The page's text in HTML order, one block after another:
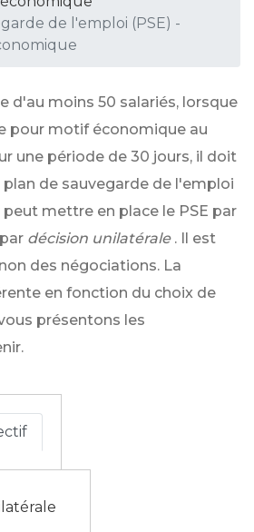
de l'emploi (PSE) -
d'au moins 50 salariés, lorsque
pour motif économique au
une période de 30 jours, il doit
de sauvegarde de l'emploi
peut mettre en place le PSE par
décision unilatérale . Il est
des négociations. La
en fonction du choix de
présentons les